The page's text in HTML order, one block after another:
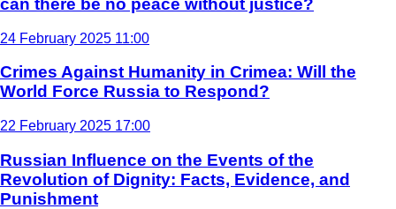
can there be no peace without justice?
24 February 2025 11:00
Crimes Against Humanity in Crimea: Will the
World Force Russia to Respond?
22 February 2025 17:00
Russian Influence on the Events of the
Revolution of Dignity: Facts, Evidence, and
Punishment